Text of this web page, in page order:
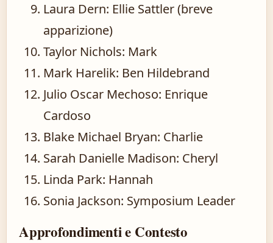
Laura Dern: Ellie Sattler (breve
apparizione)
Taylor Nichols: Mark
Mark Harelik: Ben Hildebrand
Julio Oscar Mechoso: Enrique
Cardoso
Blake Michael Bryan: Charlie
Sarah Danielle Madison: Cheryl
Linda Park: Hannah
Sonia Jackson: Symposium Leader
Approfondimenti e Contesto